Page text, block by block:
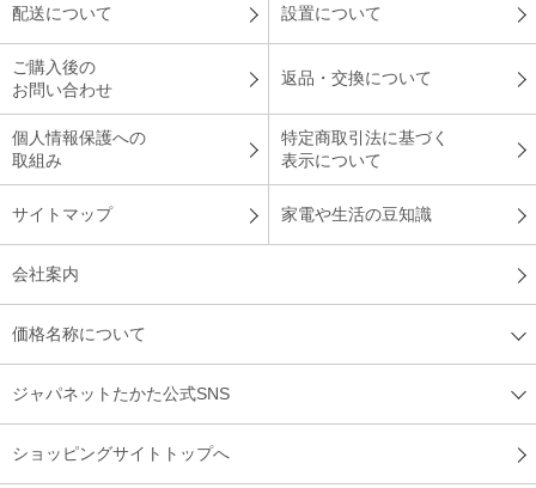
今年の夏も暑くなりそうなので電気代節約のため購入しまし
た。肌触りもよく、夏場も快適に使用できると思います。
（三重県50代
夏用の寝具が欲しかったので購入しました。接触冷感の製品は
初めてでしたが、大変心地良くまた色もブル－系で涼しげでと
ても気にいりました。
配送について 設置について
ご購入後の
お問い合わせ
返品・交換について
個人情報保護への
取組み
特定商取引法に基づく
表示について
サイトマップ 家電や生活の豆知識
会社案内
価格名称について
ジャパネットたかた公式SNS
ショッピングサイトトップへ